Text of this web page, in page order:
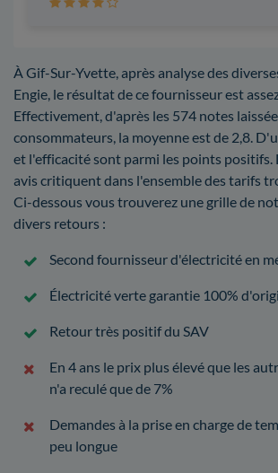
À Gif-Sur-Yvette, après analyse des
Engie, le résultat de ce fournisseur est
Effectivement, d'après les 574 notes
consommateurs, la moyenne est de 2,8.
et l'efficacité sont parmi les points positifs.
avis critiquent dans l'ensemble des tarifs
Ci-dessous vous trouverez une grille de
divers retours :
Second fournisseur d'électricité en
Électricité verte garantie 100%
Retour très positif du SAV
En 4 ans le prix plus élevé que les
n'a reculé que de 7%
Demandes à la prise en charge de
peu longue